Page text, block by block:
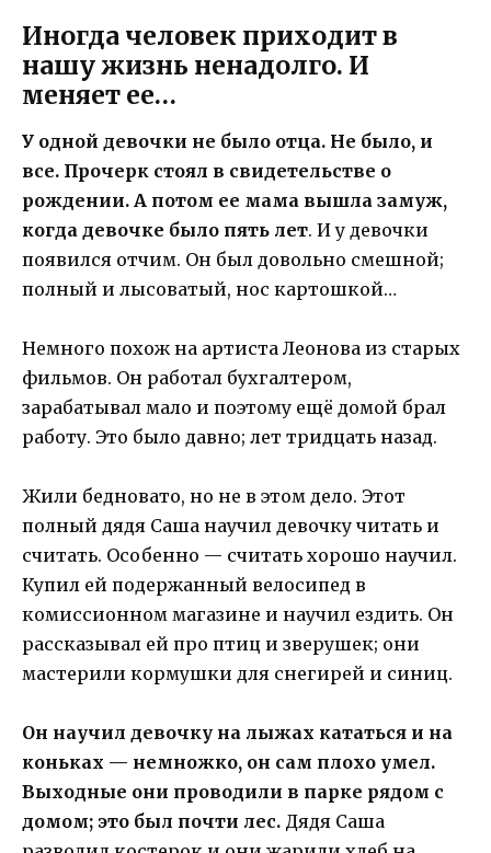
Иногда человек приходит в
нашу жизнь ненадолго. И
меняет ее…
У одной девочки не было отца. Не было, и
все. Прочерк стоял в свидетельстве о
рождении. А потом ее мама вышла замуж,
когда девочке было пять лет. И у девочки
появился отчим. Он был довольно смешной;
полный и лысоватый, нос картошкой…
Немного похож на артиста Леонова из старых
фильмов. Он работал бухгалтером,
зарабатывал мало и поэтому ещё домой брал
работу. Это было давно; лет тридцать назад.
Жили бедновато, но не в этом дело. Этот
полный дядя Саша научил девочку читать и
считать. Особенно — считать хорошо научил.
Купил ей подержанный велосипед в
комиссионном магазине и научил ездить. Он
рассказывал ей про птиц и зверушек; они
мастерили кормушки для снегирей и синиц.
Он научил девочку на лыжах кататься и на
коньках — немножко, он сам плохо умел.
Выходные они проводили в парке рядом с
домом; это был почти лес. Дядя Саша